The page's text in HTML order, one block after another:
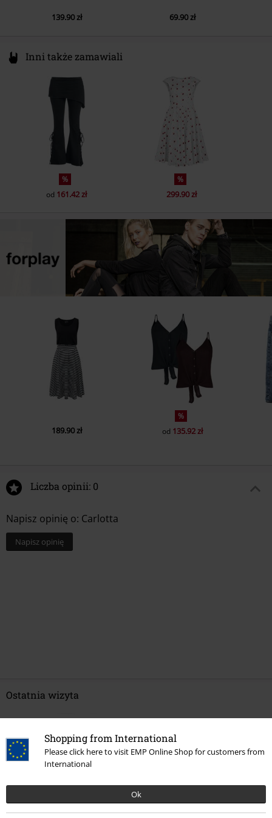
Shopping from International
Please click here to visit EMP Online Shop for customers from
International
Ok
139.90 zł 69.90 zł
Inni także zamawiali
%
od 161.42 zł
%
299.90 zł
189.90 zł
%
od 135.92 zł
Liczba opinii: 0
Napisz opinię o: Carlotta
Napisz opinię
Ostatnia wizyta